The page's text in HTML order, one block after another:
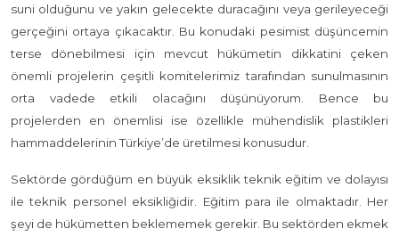
suni olduğunu ve yakın gelecekte duracağını veya gerileyeceği
gerçeğini ortaya çıkacaktır. Bu konudaki pesimist düşüncemin
terse dönebilmesi için mevcut hükümetin dikkatini çeken
önemli projelerin çeşitli komitelerimiz tarafından sunulmasının
orta vadede etkili olacağını düşünüyorum. Bence bu
projelerden en önemlisi ise özellikle mühendislik plastikleri
hammaddelerinin Türkiye’de üretilmesi konusudur.
Sektörde gördüğüm en büyük eksiklik teknik eğitim ve dolayısı
ile teknik personel eksikliğidir. Eğitim para ile olmaktadır. Her
şeyi de hükümetten beklememek gerekir. Bu sektörden ekmek